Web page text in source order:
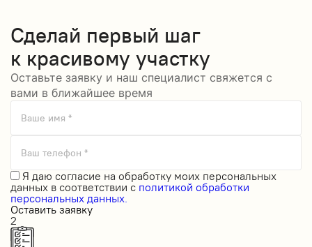
Сделай первый шаг
к красивому участку
Оставьте заявку и наш специалист свяжется с
вами в ближайшее время
Ваше имя *
Ваш телефон *
Я даю согласие на обработку моих персональных
данных в соответствии с политикой обработки
персональных данных.
Оставить заявку
2